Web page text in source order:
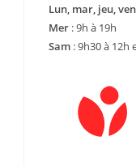
Lun, mar, jeu, ven
Mer : 9h à 19h
Sam : 9h30 à 12h